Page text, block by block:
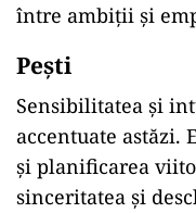
între ambiții și
Pești
Sensibilitatea și
accentuate astăzi.
și planificarea
sinceritatea și